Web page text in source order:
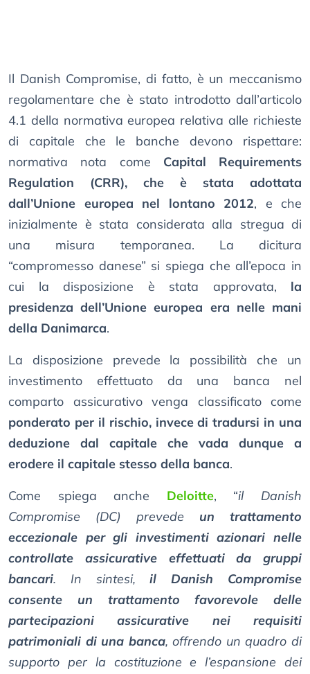
Il Danish Compromise, di fatto, è un meccanismo
regolamentare che è stato introdotto dall’articolo
4.1 della normativa europea relativa alle richieste
di capitale che le banche devono rispettare:
normativa nota come Capital Requirements
Regulation (CRR), che è stata adottata
dall’Unione europea nel lontano 2012, e che
inizialmente è stata considerata alla stregua di
una misura temporanea. La dicitura
“compromesso danese” si spiega che all’epoca in
cui la disposizione è stata approvata, la
presidenza dell’Unione europea era nelle mani
della Danimarca.
La disposizione prevede la possibilità che un
investimento effettuato da una banca nel
comparto assicurativo venga classificato come
ponderato per il rischio, invece di tradursi in una
deduzione dal capitale che vada dunque a
erodere il capitale stesso della banca.
Come spiega anche Deloitte, “il Danish
Compromise (DC) prevede un trattamento
eccezionale per gli investimenti azionari nelle
controllate assicurative effettuati da gruppi
bancari. In sintesi,il Danish Compromise
consente un trattamento favorevole delle
partecipazioni assicurative nei requisiti
patrimoniali di una banca, offrendo un quadro di
supporto per la costituzione e l’espansione dei